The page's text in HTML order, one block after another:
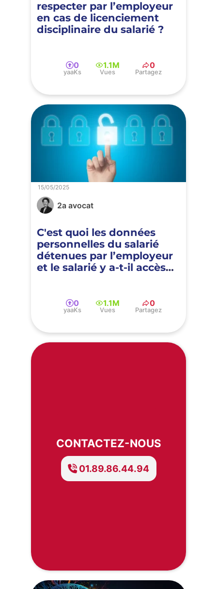
respecter par l’employeur
en cas de licenciement
disciplinaire du salarié ?
0
yaaKs
1.1M
Vues
0
Partagez
2a avocat
C'est quoi les données
personnelles du salarié
détenues par l’employeur
et le salarié y a-t-il accès
15/05/2025
0
yaaKs
1.1M
Vues
0
Partagez
CONTACTEZ-NOUS
01.89.86.44.94